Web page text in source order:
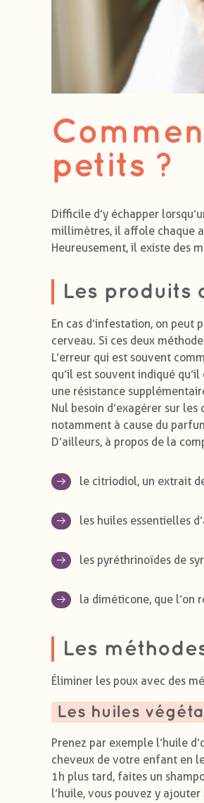
petits ?
Difficile d’y échapper
millimètres, il affole chaque
Heureusement, il existe des
Les produits
En cas d’infestation, on peut
cerveau. Si ces deux
L’erreur qui est souvent
qu’il est souvent indiqué
une résistance
Nul besoin d’exagérer sur
notamment à cause du
D’ailleurs, à propos de la
le citriodiol, un extrait
les huiles essentielles
les pyréthrinoïdes de
la diméticone, que l’on
Les
Éliminer les poux avec des
Les huiles
Prenez par exemple l’huile
cheveux de votre enfant en
1h plus tard, faites un
l’huile, vous pouvez y